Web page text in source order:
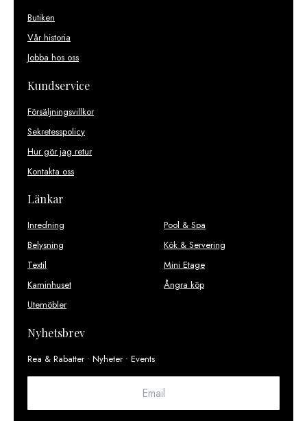
Butiken
Vår historia
Jobba hos oss
Kundservice
Försäljningsvillkor
Sekretesspolicy
Hur gör jag retur
Kontakta oss
Länkar
Inredning
Belysning
Textil
Kaminhuset
Utemöbler
Pool & Spa
Kök & Servering
Mini Etage
Ångra köp
Nyhetsbrev
Rea & Rabatter • Nyheter • Events